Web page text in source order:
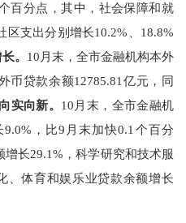
百分点 ，其中， 社会保障和就
区支出分别增长10.2%
18.8%
。 10 月末，全市金融机构本外
币贷款余额12785.81 亿元， 同
实向新。 10 月末，全市金融机
9.0% ，比9 月末加快0.1 个百分
增长29.1% ，科学研究和技术服
、体育和娱乐业贷款余额增长